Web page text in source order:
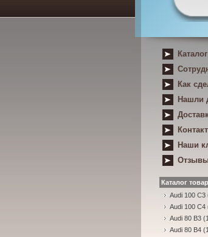
Как
Нашли
Наши
Каталог
Audi 100 C3
Audi 100 C4
Audi 80 B3
Audi 80 B4